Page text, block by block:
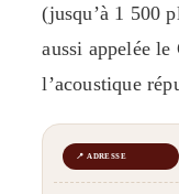
(jusqu’à 1 500
aussi appelée
l’acoustique
📍 ADRESSE